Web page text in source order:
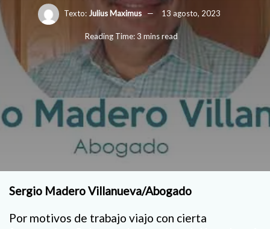
Texto: Julius Maximus 13 agosto, 2023
Reading Time: 3 mins read
Sergio Madero Villanueva/Abogado
Por motivos de trabajo viajo con cierta